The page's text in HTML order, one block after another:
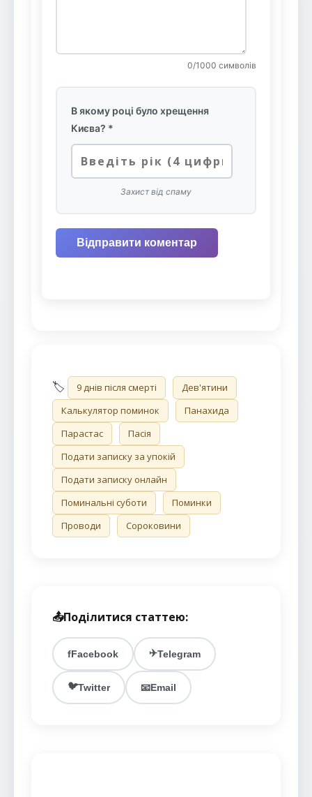
0/1000 символів
В якому році було хрещення
Києва? *
Захист від спаму
Відправити коментар
🏷️ 9 днів після смерті
Дев'ятини
Калькулятор поминок
Панахида
Парастас
Пасія
Подати записку за упокій
Подати записку онлайн
Поминальні суботи
Поминки
Проводи
Сороковини
📤Поділитися статтею:
fFacebook ✈️Telegram
🐦Twitter 📧Email